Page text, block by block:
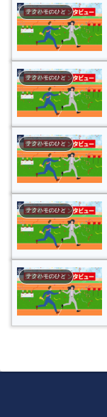
テクハモのひと
テクハモのひと
テクハモのひと
テクハモのひと
テクハモのひと